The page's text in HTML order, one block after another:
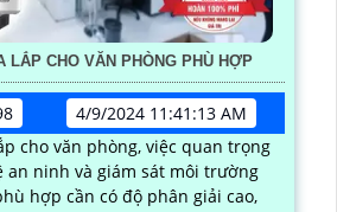
LẮP CHO VĂN PHÒNG PHÙ HỢP
4/9/2024 11:41:13 AM
cho văn phòng, việc quan trọng
an ninh và giám sát môi trường